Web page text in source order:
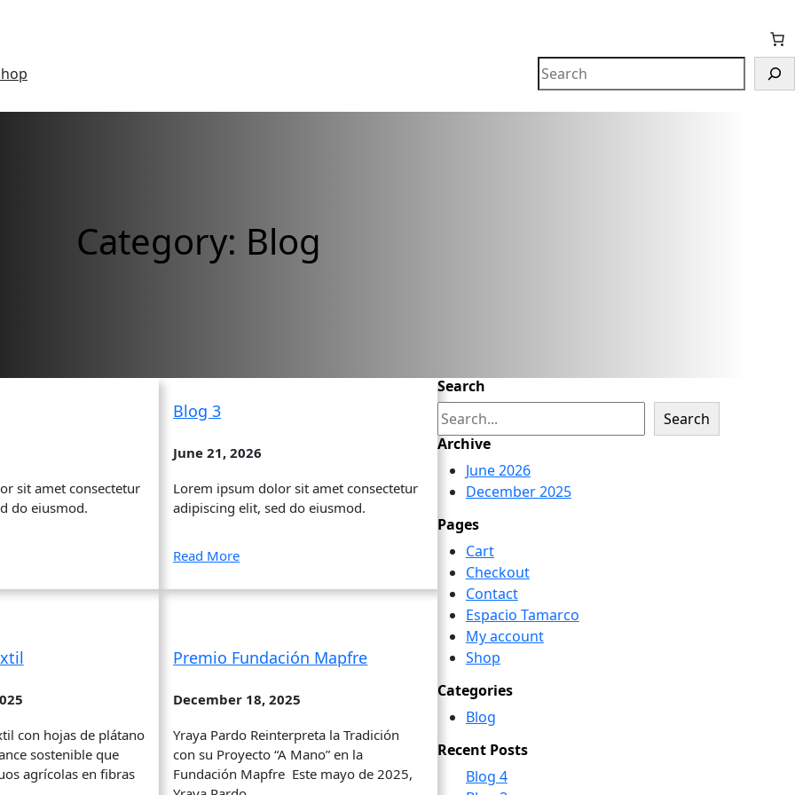
Search
Category: Blog
sit amet consectetur
do eiusmod.
Blog 3
June 21, 2026
Lorem ipsum dolor sit amet consectetur
adipiscing elit, sed do eiusmod.
Read More
con hojas de plátano
sostenible que
agrícolas en fibras
Premio Fundación Mapfre
December 18, 2025
Yraya Pardo Reinterpreta la Tradición
con su Proyecto “A Mano” en la
Fundación Mapfre Este mayo de 2025,
Search
S
e
a
h
Search
Archive
June 2026
December 2025
Pages
Cart
Checkout
Contact
Espacio Tamarco
My account
Shop
Categories
Blog
Recent Posts
Blog 4